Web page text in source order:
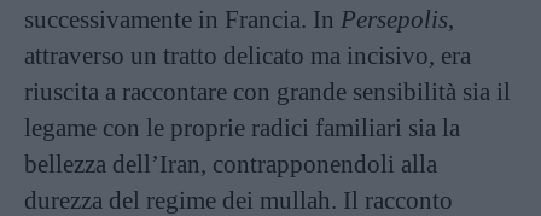
successivamente in Francia. In Persepolis,
attraverso un tratto delicato ma incisivo, era
riuscita a raccontare con grande sensibilità sia il
legame con le proprie radici familiari sia la
bellezza dell’Iran, contrapponendoli alla
durezza del regime dei mullah. Il racconto